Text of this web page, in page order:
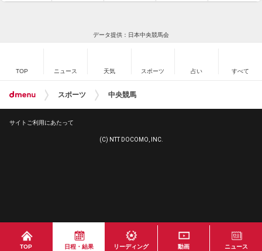
TOP 日程・結果 リーディング 動画 ニュース
データ提供：日本中央競馬会
TOP ニュース 天気 スポーツ 占い すべて
スポーツ 中央競馬
サイトご利用にあたって
(C) NTT DOCOMO, INC.